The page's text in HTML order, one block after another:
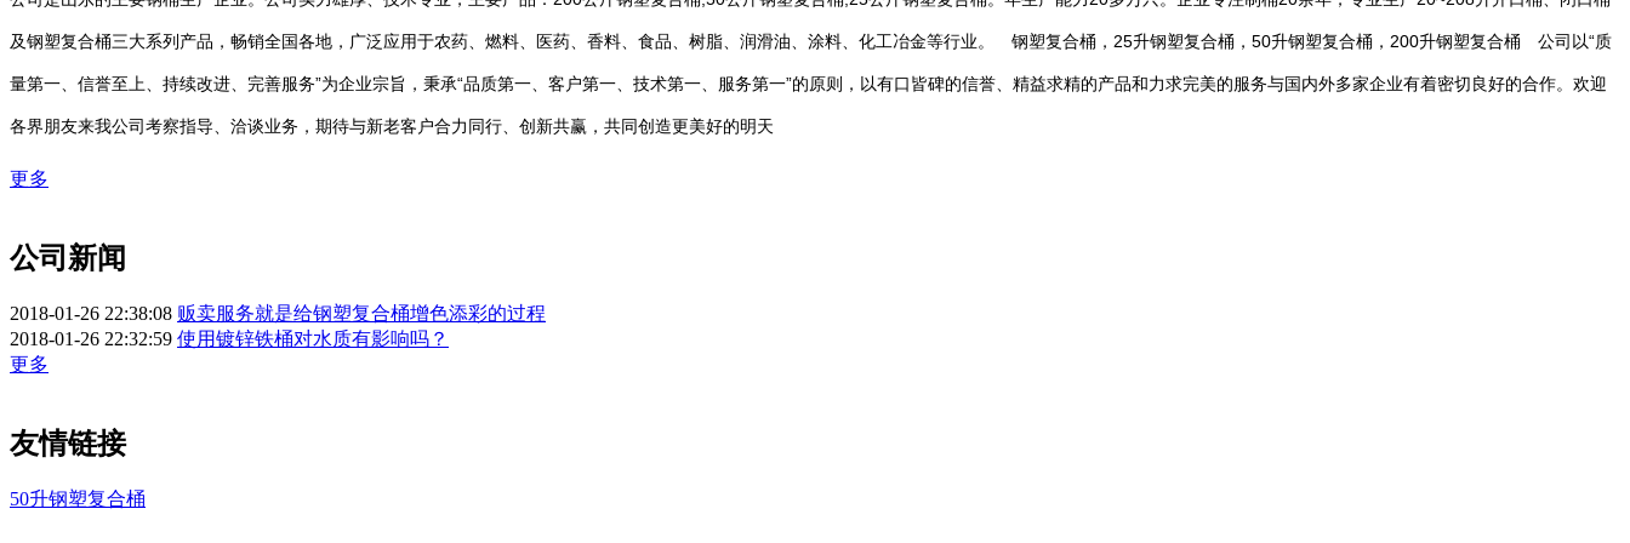
及钢塑复合桶三大系列产品，畅销全国各地，广泛应用于农药、燃料、医药、香料、食品、树脂、润滑油、涂料、化工冶金等行业。 钢塑复合桶，25升钢塑复合桶，50升钢塑复合桶，200升钢塑复合桶 公司以“质
量第一、信誉至上、持续改进、完善服务”为企业宗旨，秉承“品质第一、客户第一、技术第一、服务第一”的原则，以有口皆碑的信誉、精益求精的产品和力求完美的服务与国内外多家企业有着密切良好的合作。欢迎
各界朋友来我公司考察指导、洽谈业务，期待与新老客户合力同行、创新共赢，共同创造更美好的明天
更多
公司新闻
2018-01-26 22:38:08 贩卖服务就是给钢塑复合桶增色添彩的过程
2018-01-26 22:32:59 使用镀锌铁桶对水质有影响吗？
更多
友情链接
50升钢塑复合桶